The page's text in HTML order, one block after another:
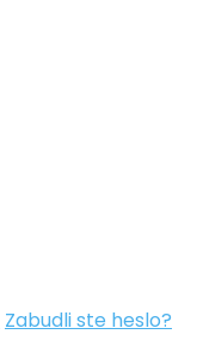
Zabudli ste heslo?